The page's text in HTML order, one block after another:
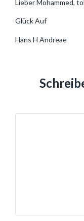
Lieber Mohammed,
Glück Auf
Hans H Andreae